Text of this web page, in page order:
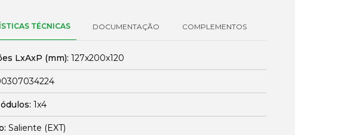
TÉCNICAS DOCUMENTAÇÃO COMPLEMENTOS
LxAxP (mm): 127x200x120
1x4
Saliente (EXT)